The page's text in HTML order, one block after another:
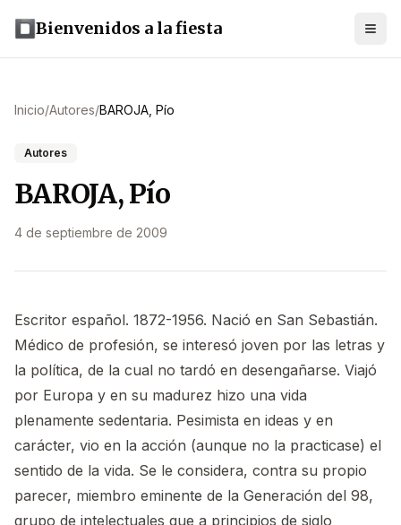
Bienvenidos a la fiesta
Inicio/Autores/BAROJA, Pío
Autores
BAROJA, Pío
4 de septiembre de 2009
Escritor español. 1872-1956. Nació en San Sebastián.
Médico de profesión, se interesó joven por las letras y
la política, de la cual no tardó en desengañarse. Viajó
por Europa y en su madurez hizo una vida
plenamente sedentaria. Pesimista en ideas y en
carácter, vio en la acción (aunque no la practicase) el
sentido de la vida. Se le considera, contra su propio
parecer, miembro eminente de la Generación del 98,
grupo de intelectuales que a principios de siglo